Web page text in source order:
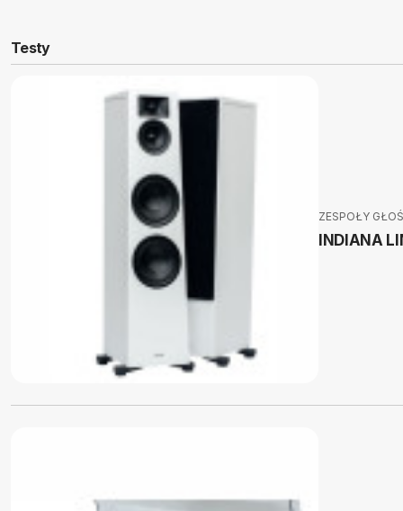
Testy
ZESPOŁY
INDIANA